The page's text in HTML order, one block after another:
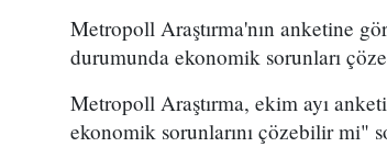
Metropoll Araştırma'nın anketine
durumunda ekonomik sorunları
Metropoll Araştırma, ekim ayı
ekonomik sorunlarını çözebilir mi"